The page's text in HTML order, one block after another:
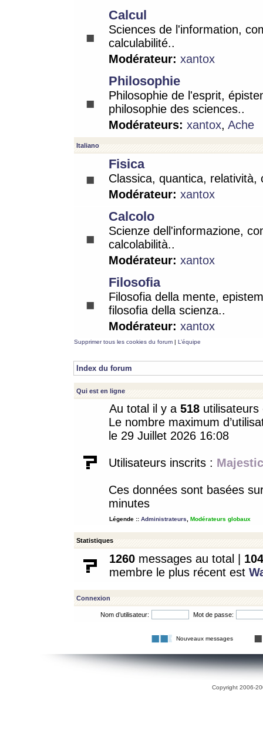
Calcul
Sciences de l'information,
calculabilité..
Modérateur: xantox
Philosophie
Philosophie de l'esprit,
philosophie des sciences..
Modérateurs: xantox, Ache
Italiano
Fisica
Classica, quantica, relatività,
Modérateur: xantox
Calcolo
Scienze dell'informazione,
calcolabilità..
Modérateur: xantox
Filosofia
Filosofia della mente,
filosofia della scienza..
Modérateur: xantox
Supprimer tous les cookies du forum | L’équipe
Index du forum
Qui est en ligne
Au total il y a 518
Le nombre maximum
le 29 Juillet 2026 16:08
Utilisateurs inscrits :
Ces données sont basées
minutes
Légende :: Administrateurs Modérateurs globaux
Statistiques
1260 messages au total | 104
membre le plus récent est
Connexion
Nom d’utilisateur: Mot de passe:
Nouveaux messages
Copyright 2006-